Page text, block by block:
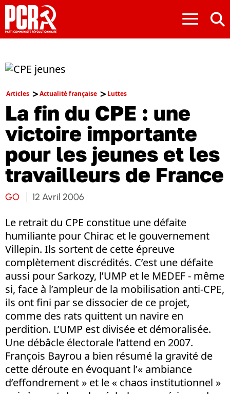
≡
Articles Actualité française Luttes
La fin du CPE : une
victoire importante
pour les jeunes et les
travailleurs de France
GO 12 Avril 2006
Le retrait du CPE constitue une défaite
humiliante pour Chirac et le gouvernement
Villepin. Ils sortent de cette épreuve
complètement discrédités. C’est une défaite
aussi pour Sarkozy, l’UMP et le MEDEF - même
si, face à l’ampleur de la mobilisation anti-CPE,
ils ont fini par se dissocier de ce projet,
comme des rats quittent un navire en
perdition. L’UMP est divisée et démoralisée.
Une débâcle électorale l’attend en 2007.
François Bayrou a bien résumé la gravité de
cette déroute en évoquant l’« ambiance
d’effondrement » et le « chaos institutionnel »